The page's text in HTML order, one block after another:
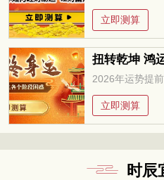
立即测算
扭转乾坤 鸿
2026年运势提
立即测算
时辰